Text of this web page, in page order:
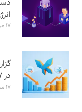
۱۷ مرداد ۱۴۰۵
در ۲۷ استان‌ کاهش یافت
۱۷ مرداد ۱۴۰۵